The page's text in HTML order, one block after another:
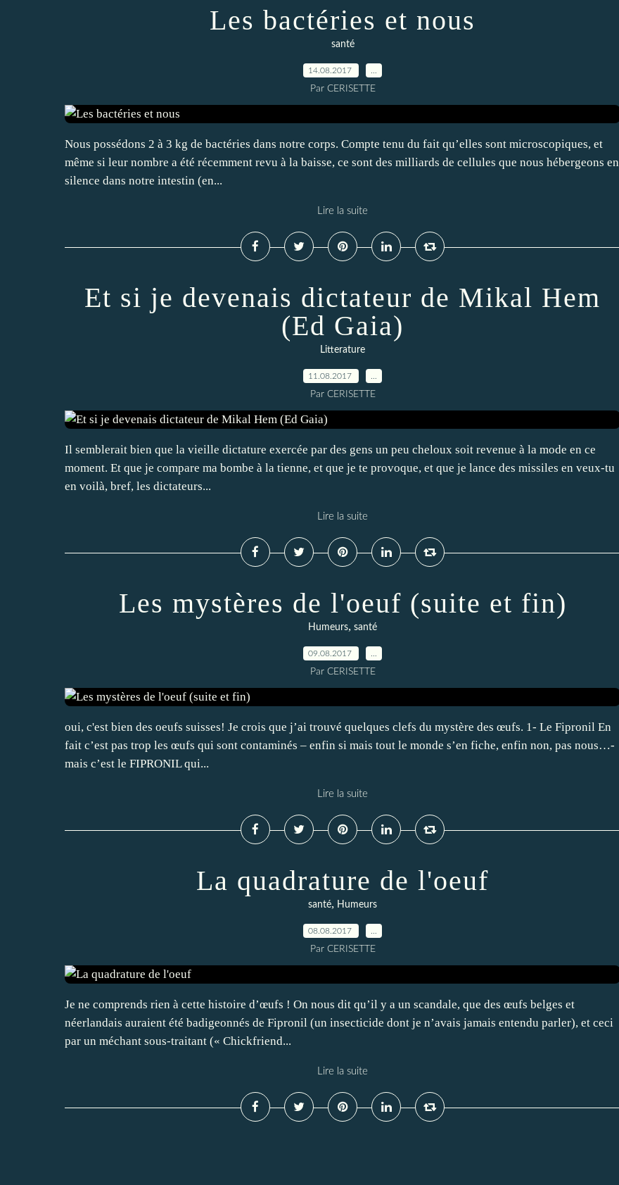
Les bactéries et nous
santé
14.08.2017
Par CERISETTE
Nous possédons 2 à 3 kg de bactéries dans notre corps. Compte tenu du fait qu’elles sont microscopiques, et
même si leur nombre a été récemment revu à la baisse, ce sont des milliards de cellules que nous hébergeons en
silence dans notre intestin (en...
Lire la suite
Et si je devenais dictateur de Mikal Hem
(Ed Gaia)
Litterature
11.08.2017
Par CERISETTE
Il semblerait bien que la vieille dictature exercée par des gens un peu cheloux soit revenue à la mode en ce
moment. Et que je compare ma bombe à la tienne, et que je te provoque, et que je lance des missiles en veux-tu
en voilà, bref, les dictateurs...
Lire la suite
Les mystères de l'oeuf (suite et fin)
Humeurs, santé
09.08.2017
Par CERISETTE
oui, c'est bien des oeufs suisses! Je crois que j’ai trouvé quelques clefs du mystère des œufs. 1- Le Fipronil En
fait c’est pas trop les œufs qui sont contaminés – enfin si mais tout le monde s’en fiche, enfin non, pas nous…-
mais c’est le FIPRONIL qui...
Lire la suite
La quadrature de l'oeuf
santé, Humeurs
08.08.2017
Par CERISETTE
Je ne comprends rien à cette histoire d’œufs ! On nous dit qu’il y a un scandale, que des œufs belges et
néerlandais auraient été badigeonnés de Fipronil (un insecticide dont je n’avais jamais entendu parler), et ceci
par un méchant sous-traitant (« Chickfriend...
Lire la suite